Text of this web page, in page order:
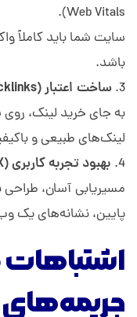
Web Vitals).
باشد.
ساخت اعتبار (Backlinks):
به جای خرید لینک،
لینک‌های طبیعی و
بهبود تجربه کاربری (UX):
پایین، نشانه‌های یک
جریمه‌های